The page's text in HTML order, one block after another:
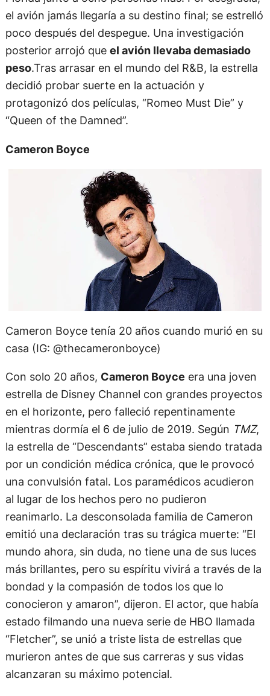
el avión jamás llegaría a su destino final; se estrelló
poco después del despegue. Una investigación
posterior arrojó que el avión llevaba demasiado
peso.Tras arrasar en el mundo del R&B, la estrella
decidió probar suerte en la actuación y
protagonizó dos películas, “Romeo Must Die” y
“Queen of the Damned”.
Cameron Boyce
Cameron Boyce tenía 20 años cuando murió en su
casa (IG: @thecameronboyce)
Con solo 20 años, Cameron Boyce era una joven
estrella de Disney Channel con grandes proyectos
en el horizonte, pero falleció repentinamente
mientras dormía el 6 de julio de 2019. Según TMZ,
la estrella de “Descendants” estaba siendo tratada
por un condición médica crónica, que le provocó
una convulsión fatal. Los paramédicos acudieron
al lugar de los hechos pero no pudieron
reanimarlo. La desconsolada familia de Cameron
emitió una declaración tras su trágica muerte: “El
mundo ahora, sin duda, no tiene una de sus luces
más brillantes, pero su espíritu vivirá a través de la
bondad y la compasión de todos los que lo
conocieron y amaron”, dijeron. El actor, que había
estado filmando una nueva serie de HBO llamada
“Fletcher”, se unió a triste lista de estrellas que
murieron antes de que sus carreras y sus vidas
alcanzaran su máximo potencial.